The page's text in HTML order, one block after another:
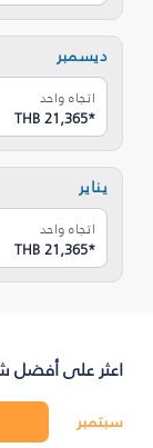
ديسمبر
اتجاه واحد
THB 21,365*
يناير
اتجاه واحد
THB 21,365*
اعثر على أفضل
سبتمبر